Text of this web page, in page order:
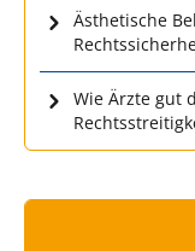
Ästhetische
Wie Ärzte gut